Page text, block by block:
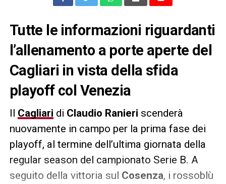
Tutte le informazioni riguardanti
l’allenamento a porte aperte del
Cagliari in vista della sfida
playoff col Venezia
Il Cagliari di Claudio Ranieri scenderà
nuovamente in campo per la prima fase dei
playoff, al termine dell’ultima giornata della
regular season del campionato Serie B. A
seguito della vittoria sul Cosenza, i rossoblù